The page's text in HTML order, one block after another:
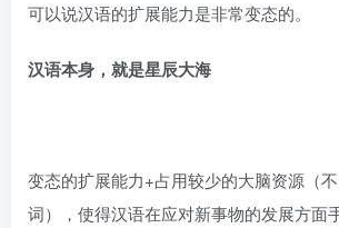
可以说汉语的扩展能力是非常变态的。
汉语本身，就是星辰大海
变态的扩展能力+占用较少的大脑资源（
词），使得汉语在应对新事物的发展方面